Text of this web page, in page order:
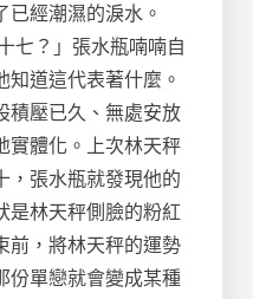
經潮濕的淚水。
七？」張水瓶喃喃自
道這代表著什麼。
積壓已久、無處安放
實體化。上次林天秤
，張水瓶就發現他的
是林天秤側臉的粉紅
前，將林天秤的運勢
份單戀就會變成某種